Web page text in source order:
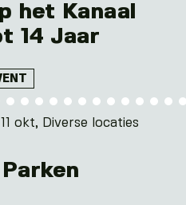
het Kanaal
14 Jaar
okt, Diverse locaties